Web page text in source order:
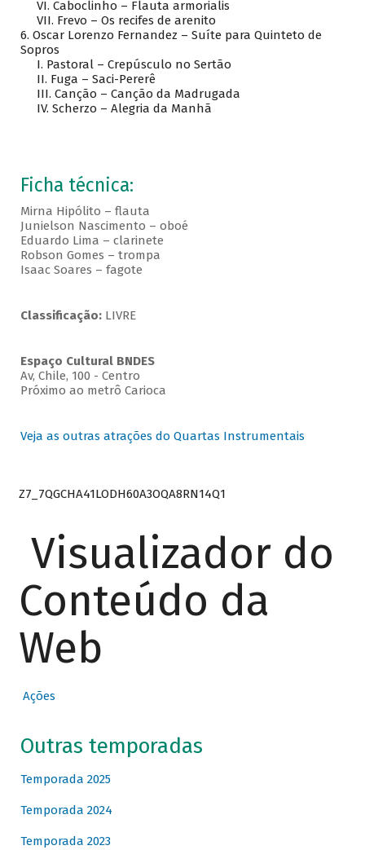
VI. Caboclinho – Flauta armorialis
VII. Frevo – Os recifes de arenito
6. Oscar Lorenzo Fernandez – Suíte para Quinteto de
Sopros
I. Pastoral – Crepúsculo no Sertão
II. Fuga – Saci-Pererê
III. Canção – Canção da Madrugada
IV. Scherzo – Alegria da Manhã
Ficha técnica:
Mirna Hipólito – flauta
Junielson Nascimento – oboé
Eduardo Lima – clarinete
Robson Gomes – trompa
Isaac Soares – fagote
Classificação:LIVRE
Espaço Cultural BNDES
Av, Chile, 100 - Centro
Próximo ao metrô Carioca
Veja as outras atrações do Quartas Instrumentais
Z7_7QGCHA41LODH60A3OQA8RN14Q1
Visualizador do
Conteúdo da
Web
Ações
Outras temporadas
Temporada 2025
Temporada 2024
Temporada 2023